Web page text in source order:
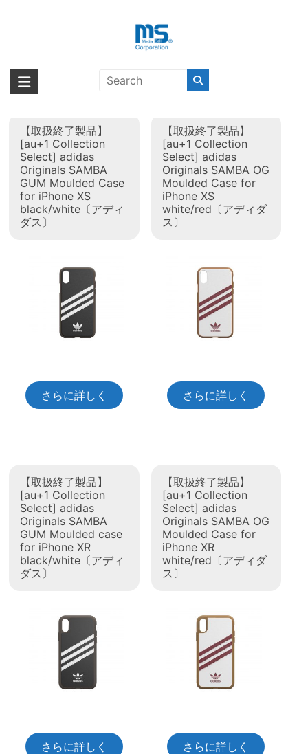
海外輸入ブランド商品｜株式会社
海外事業部が取り揃えている海外輸入商品には、日本では珍しい「海外ブ
ランド」をはじめ「ユニークな商品」「機能的な商品」「コストパフォー
タグ:
adidas Originals 2019春
夏
【取扱終了製品】
[au+1 Collection
Select] adidas
Originals SAMBA
GUM Moulded Case
for iPhone XS
black/white〔アディ
ダス〕
さらに詳しく
【取扱終了製品】
[au+1 Collection
Select] adidas
Originals SAMBA OG
Moulded Case for
iPhone XS
white/red〔アディダ
ス〕
さらに詳しく
【取扱終了製品】
[au+1 Collection
Select] adidas
Originals SAMBA
GUM Moulded case
for iPhone XR
black/white〔アディ
ダス〕
さらに詳しく
【取扱終了製品】
[au+1 Collection
Select] adidas
Originals SAMBA OG
Moulded Case for
iPhone XR
white/red〔アディダ
ス〕
さらに詳しく